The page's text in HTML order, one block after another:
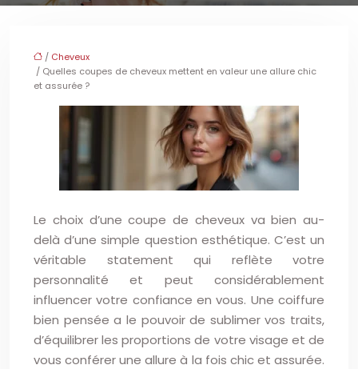
/ Cheveux
/ Quelles coupes de cheveux mettent en valeur une allure chic
et assurée ?
Le choix d’une coupe de cheveux va bien au-
delà d’une simple question esthétique. C’est un
véritable statement qui reflète votre
personnalité et peut considérablement
influencer votre confiance en vous. Une coiffure
bien pensée a le pouvoir de sublimer vos traits,
d’équilibrer les proportions de votre visage et de
vous conférer une allure à la fois chic et assurée.